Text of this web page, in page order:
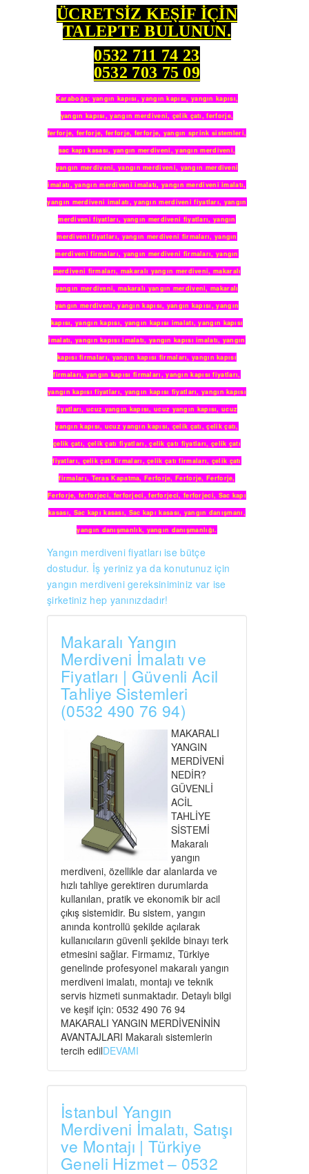
ÜCRETSİZ KEŞİF İÇİN
TALEPTE BULUNUN.
0532 711 74 23
0532 703 75 09
Karaboğa; yangın kapısı,yangın kapısı, yangın kapısı,
yangın kapısı,yangın merdiveni, çelik çatı,ferforje,
ferforje, ferforje, ferforje, ferforje, yangın sprink sistemleri,
sac kapı kasası, yangın merdiveni,yangın merdiveni,
yangın merdiveni,yangın merdiveni, yangın merdiveni
imalatı,yangın merdiveni imalatı, yangın merdiveni imalatı,
yangın merdiveni imalatı,yangın merdiveni fiyatları, yangın
merdiveni fiyatları, yangın merdiveni fiyatları, yangın
merdiveni fiyatları, yangın merdiveni firmaları, yangın
merdiveni firmaları, yangın merdiveni firmaları, yangın
merdiveni firmaları, makaralı yangın merdiveni,makaralı
yangın merdiveni, makaralı yangın merdiveni,makaralı
yangın merdiveni,yangın kapısı, yangın kapısı,yangın
kapısı,yangın kapısı, yangın kapısı imalatı,yangın kapısı
imalatı,yangın kapısı imalatı, yangın kapısı imalatı, yangın
kapısı firmaları, yangın kapısı firmaları,yangın kapısı
firmaları, yangın kapısı firmaları,yangın kapısı fiyatları,
yangın kapısı fiyatları, yangın kapısı fiyatları,yangın kapısı
fiyatları,ucuz yangın kapısı,ucuz yangın kapısı,ucuz
yangın kapısı, ucuz yangın kapısı, çelik çatı,çelik çatı,
çelik çatı, çelik çatı fiyatları,çelik çatı fiyatları, çelik çatı
fiyatları, çelik çatı firmaları,çelik çatı firmaları, çelik çatı
firmaları, Teras Kapatma,Ferforje,Ferforje,Ferforje,
Ferforje,ferforjeci, ferforjeci,ferforjeci, ferforjeci, Sac kapı
kasası, Sac kapı kasası, Sac kapı kasası, yangın danışmanı,
yangın danışmanlık, yangın danışmanlığı.
Yangın merdiveni fiyatları ise bütçe
dostudur. İş yeriniz ya da konutunuz için
yangın merdiveni gereksiniminiz var ise
şirketiniz hep yanınızdadır!
Makaralı Yangın
Merdiveni İmalatı ve
Fiyatları | Güvenli Acil
Tahliye Sistemleri
(0532 490 76 94)
MAKARALI
YANGIN
MERDİVENİ
NEDİR?
GÜVENLİ
ACİL
TAHLİYE
SİSTEMİ
Makaralı
yangın
merdiveni, özellikle dar alanlarda ve
hızlı tahliye gerektiren durumlarda
kullanılan, pratik ve ekonomik bir acil
çıkış sistemidir. Bu sistem, yangın
anında kontrollü şekilde açılarak
kullanıcıların güvenli şekilde binayı terk
etmesini sağlar. Firmamız, Türkiye
genelinde profesyonel makaralı yangın
merdiveni imalatı, montajı ve teknik
servis hizmeti sunmaktadır. Detaylı bilgi
ve keşif için: 0532 490 76 94
MAKARALI YANGIN MERDİVENİNİN
AVANTAJLARI Makaralı sistemlerin
tercih edilDEVAMI
İstanbul Yangın
Merdiveni İmalatı, Satışı
ve Montajı | Türkiye
Geneli Hizmet – 0532